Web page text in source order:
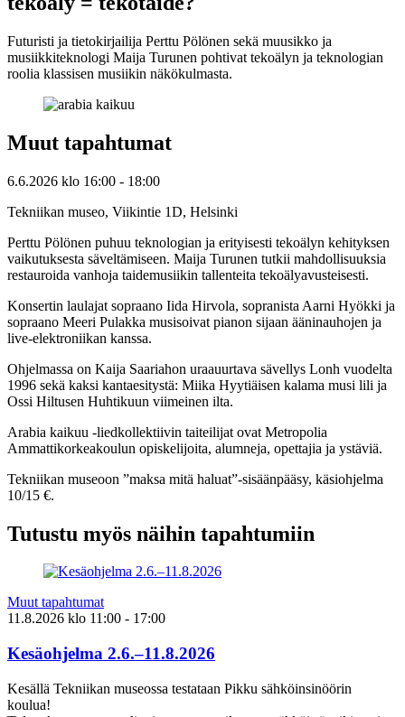
Futuristi ja tietokirjailija Perttu Pölönen sekä muusikko ja
musiikkiteknologi Maija Turunen pohtivat tekoälyn ja teknologian
roolia klassisen musiikin näkökulmasta.
Muut tapahtumat
6.6.2026 klo 16:00 - 18:00
Tekniikan museo, Viikintie 1D, Helsinki
Perttu Pölönen puhuu teknologian ja erityisesti tekoälyn kehityksen
vaikutuksesta säveltämiseen. Maija Turunen tutkii mahdollisuuksia
restauroida vanhoja taidemusiikin tallenteita tekoälyavusteisesti.
Konsertin laulajat sopraano Iida Hirvola, sopranista Aarni Hyökki ja
sopraano Meeri Pulakka musisoivat pianon sijaan ääninauhojen ja
live-elektroniikan kanssa.
Ohjelmassa on Kaija Saariahon uraauurtava sävellys Lonh vuodelta
1996 sekä kaksi kantaesitystä: Miika Hyytiäisen kalama musi lili ja
Ossi Hiltusen Huhtikuun viimeinen ilta.
Arabia kaikuu -liedkollektiivin taiteilijat ovat Metropolia
Ammattikorkeakoulun opiskelijoita, alumneja, opettajia ja ystäviä.
Tekniikan museoon ”maksa mitä haluat”-sisäänpääsy, käsiohjelma
10/15 €.
Tutustu myös näihin tapahtumiin
Muut tapahtumat
11.8.2026 klo 11:00 - 17:00
Kesäohjelma 2.6.–11.8.2026
Kesällä Tekniikan museossa testataan Pikku sähköinsinöörin
koulua!